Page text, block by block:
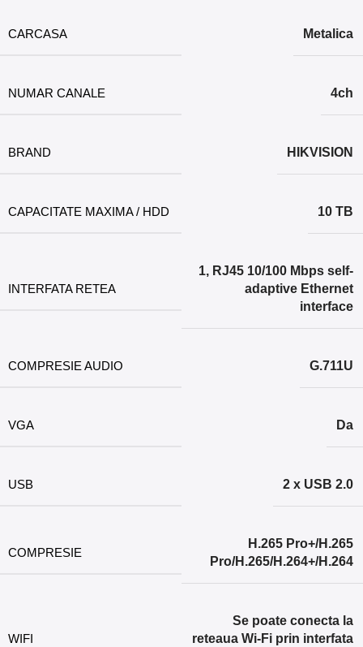
CARCASA Metalica
NUMAR CANALE 4ch
BRAND HIKVISION
CAPACITATE MAXIMA / HDD 10 TB
INTERFATA RETEA
1, RJ45 10/100 Mbps self-
adaptive Ethernet
interface
COMPRESIE AUDIO G.711U
VGA Da
USB 2 x USB 2.0
COMPRESIE
H.265 Pro+/H.265
Pro/H.265/H.264+/H.264
WIFI
Se poate conecta la
reteaua Wi-Fi prin interfata